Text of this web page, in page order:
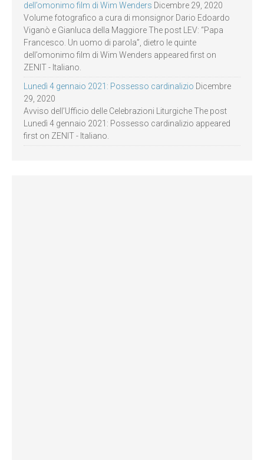
dell’omonimo film di Wim Wenders Dicembre 29, 2020
Volume fotografico a cura di monsignor Dario Edoardo
Viganò e Gianluca della Maggiore The post LEV: “Papa
Francesco. Un uomo di parola”, dietro le quinte
dell’omonimo film di Wim Wenders appeared first on
ZENIT - Italiano.
Lunedì 4 gennaio 2021: Possesso cardinalizio Dicembre
29, 2020
Avviso dell’Ufficio delle Celebrazioni Liturgiche The post
Lunedì 4 gennaio 2021: Possesso cardinalizio appeared
first on ZENIT - Italiano.